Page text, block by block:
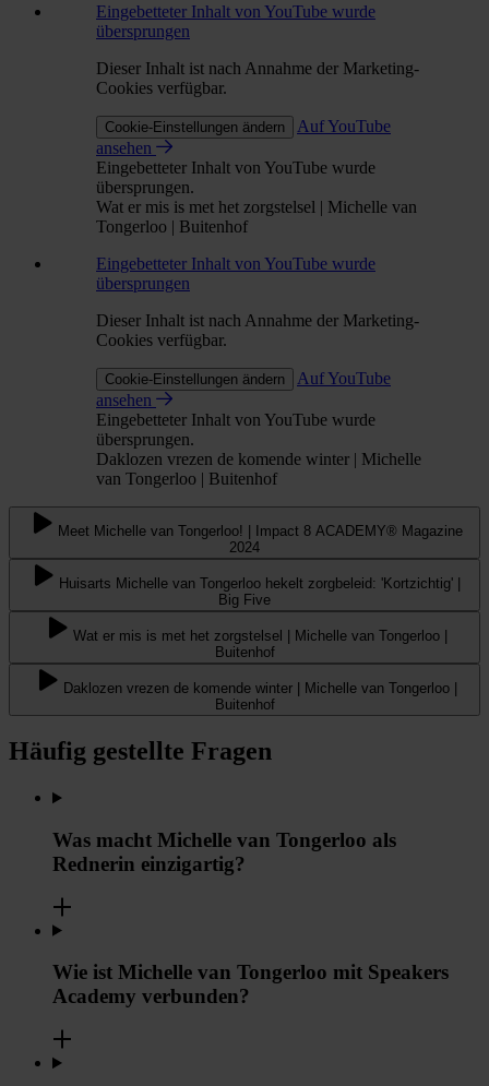
Eingebetteter Inhalt von YouTube wurde
übersprungen
Dieser Inhalt ist nach Annahme der Marketing-
Cookies verfügbar.
Cookie-Einstellungen ändern
Auf YouTube
ansehen
Eingebetteter Inhalt von YouTube wurde
übersprungen.
Wat er mis is met het zorgstelsel | Michelle van
Tongerloo | Buitenhof
Eingebetteter Inhalt von YouTube wurde
übersprungen
Dieser Inhalt ist nach Annahme der Marketing-
Cookies verfügbar.
Cookie-Einstellungen ändern
Auf YouTube
ansehen
Eingebetteter Inhalt von YouTube wurde
übersprungen.
Daklozen vrezen de komende winter | Michelle
van Tongerloo | Buitenhof
Meet Michelle van Tongerloo! | Impact 8 ACADEMY® Magazine
2024
Huisarts Michelle van Tongerloo hekelt zorgbeleid: 'Kortzichtig' |
Big Five
Wat er mis is met het zorgstelsel | Michelle van Tongerloo |
Buitenhof
Daklozen vrezen de komende winter | Michelle van Tongerloo |
Buitenhof
Häufig gestellte Fragen
Was macht Michelle van Tongerloo als
Rednerin einzigartig?
Wie ist Michelle van Tongerloo mit Speakers
Academy verbunden?